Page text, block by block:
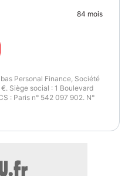
84 mois
Personal Finance, Société
Siège social : 1 Boulevard
: Paris n° 542 097 902. N°